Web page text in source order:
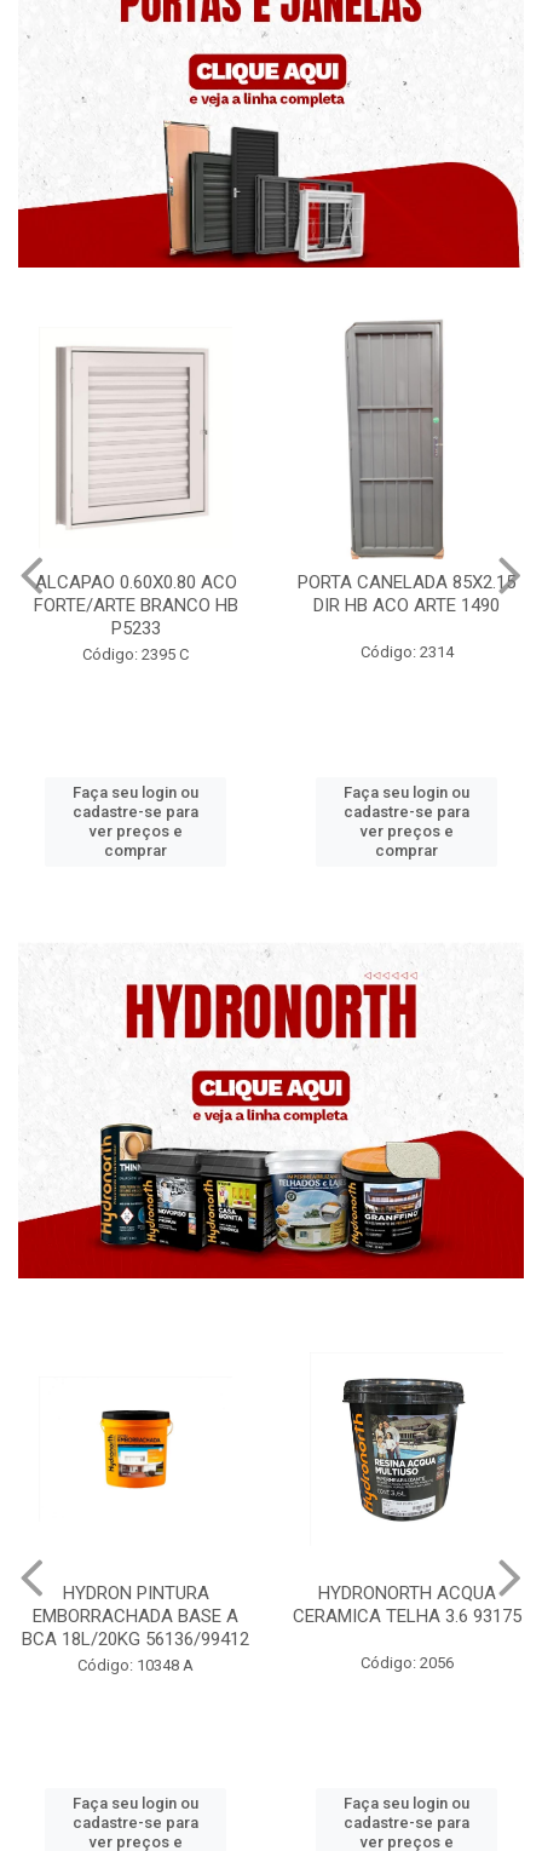
PORTA CANELADA 85X2.15
DIR HB ACO ARTE 1490
Código: 2314
Faça seu login ou
cadastre-se para
ver preços e
comprar
PORTA LAMINADA 60X215
DIR POP/MIX HB
Código: 2340
Faça seu login ou
cadastre-se para
ver preços e
comprar
HYDRON PINTURA
EMBORRACHADA BASE A
BCA 18L/20KG 56136/99412
Código: 10348 A
Faça seu login ou
cadastre-se para
ver preços e
HYDRONORTH ACQUA
CERAMICA TELHA 3.6 93175
Código: 2056
Faça seu login ou
cadastre-se para
ver preços e